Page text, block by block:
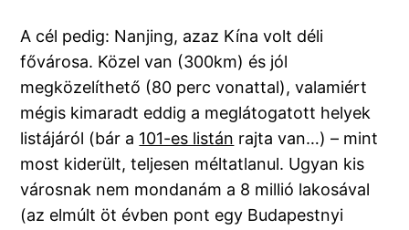
A cél pedig: Nanjing, azaz Kína volt déli
fővárosa. Közel van (300km) és jól
megközelíthető (80 perc vonattal), valamiért
mégis kimaradt eddig a meglátogatott helyek
listájáról (bár a 101-es listán rajta van…) – mint
most kiderült, teljesen méltatlanul. Ugyan kis
városnak nem mondanám a 8 millió lakosával
(az elmúlt öt évben pont egy Budapestnyi